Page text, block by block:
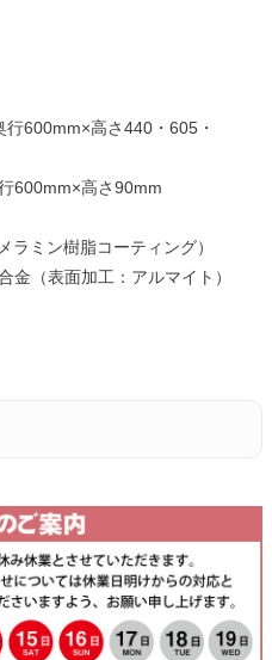
600mm×高さ440・605・
600mm×高さ90mm
ミン樹脂コーティング）
表面加工：アルマイト）